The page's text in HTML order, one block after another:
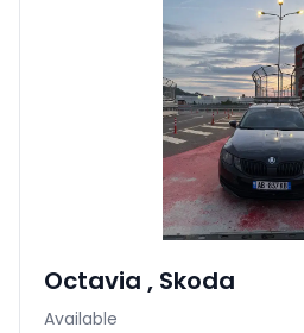
Octavia , Skoda
Available